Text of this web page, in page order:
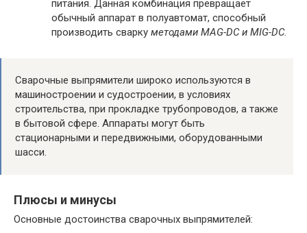
питания. Данная комбинация превращает
обычный аппарат в полуавтомат, способный
производить сварку методами MAG-DC и MIG-DC.
Сварочные выпрямители широко используются в
машиностроении и судостроении, в условиях
строительства, при прокладке трубопроводов, а также
в бытовой сфере. Аппараты могут быть
стационарными и передвижными, оборудованными
шасси.
Плюсы и минусы
Основные достоинства сварочных выпрямителей: